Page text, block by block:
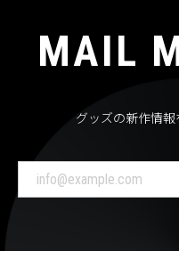
MAIL
グッズの新作情